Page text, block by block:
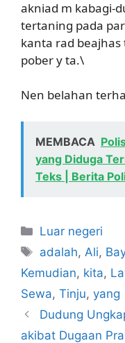
akniad m kabagi-
tertaning pada
kanta rad beajhas
pober y ta.\
Nen belahan
MEMBACA
yang Diduga
Teks | Berita
Kategori
Luar negeri
Tag
adalah, Ali,
Kemudian, kita,
Sewa, Tinju, yang
Dudung
akibat Dugaan